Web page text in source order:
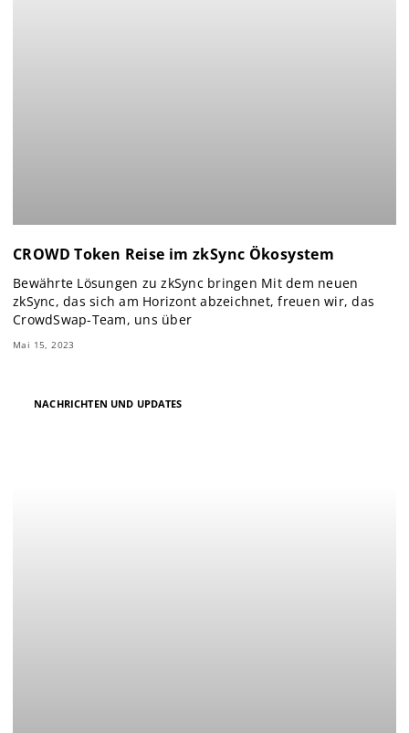
CROWD Token Reise im zkSync Ökosystem
Bewährte Lösungen zu zkSync bringen Mit dem neuen
zkSync, das sich am Horizont abzeichnet, freuen wir, das
CrowdSwap-Team, uns über
Mai 15, 2023
NACHRICHTEN UND UPDATES